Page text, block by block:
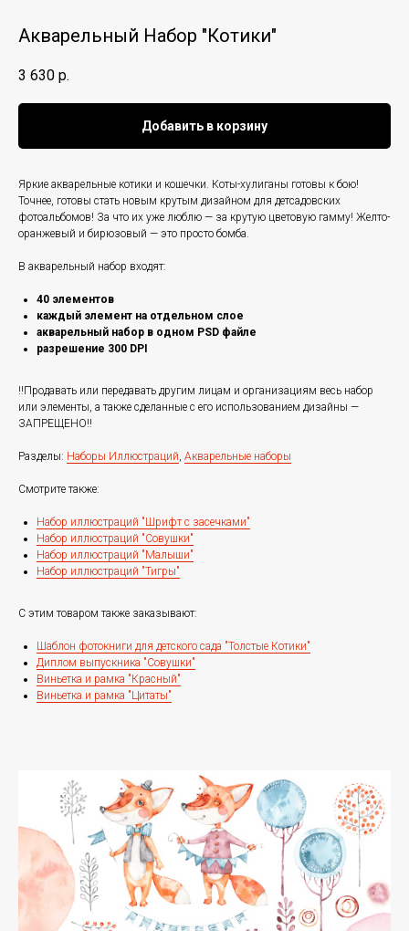
Акварельный Набор "Котики"
3 630 р.
Добавить в корзину
Яркие акварельные котики и кошечки. Коты-хулиганы готовы к бою!
Точнее, готовы стать новым крутым дизайном для детсадовских
фотоальбомов! За что их уже люблю — за крутую цветовую гамму! Желто-
оранжевый и бирюзовый — это просто бомба.
В акварельный набор входят:
40 элементов
каждый элемент на отдельном слое
акварельный набор в одном PSD файле
разрешение 300 DPI
‼️Продавать или передавать другим лицам и организациям весь набор
или элементы, а также сделанные с его использованием дизайны —
ЗАПРЕЩЕНО‼️
Разделы: Наборы Иллюстраций, Акварельные наборы
Смотрите также:
Набор иллюстраций "Шрифт с засечками"
Набор иллюстраций "Совушки"
Набор иллюстраций "Малыши"
Набор иллюстраций "Тигры"
С этим товаром также заказывают:
Шаблон фотокниги для детского сада "Толстые Котики"
Диплом выпускника "Совушки"
Виньетка и рамка "Красный"
Виньетка и рамка "Цитаты"